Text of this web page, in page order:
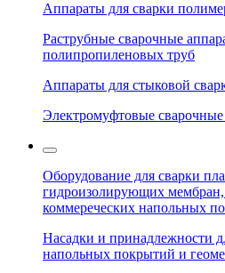
Аппараты для сварки
Раструбные сварочные
полипропиленовых труб
Аппараты для стыковой
Электромуфтовые
Оборудование для сварки
гидроизолирующих мембран,
коммереческих напольных
Насадки и принадлежности
напольных покрытий и